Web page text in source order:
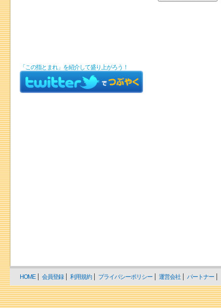
「この指とまれ」を紹介して盛り上がろう！
HOME 会員登録 利用規約 プライバシーポリシー 運営会社 パートナー